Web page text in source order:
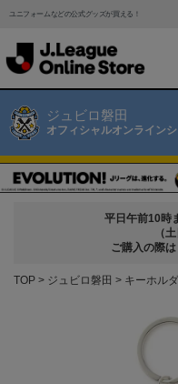
ユニフォームなどの公式グッズが買える！
ジュビロ磐田
オフィシャルオンライン
平日午前10時
（
ご購入の際は
TOP ジュビロ磐田 キーホル